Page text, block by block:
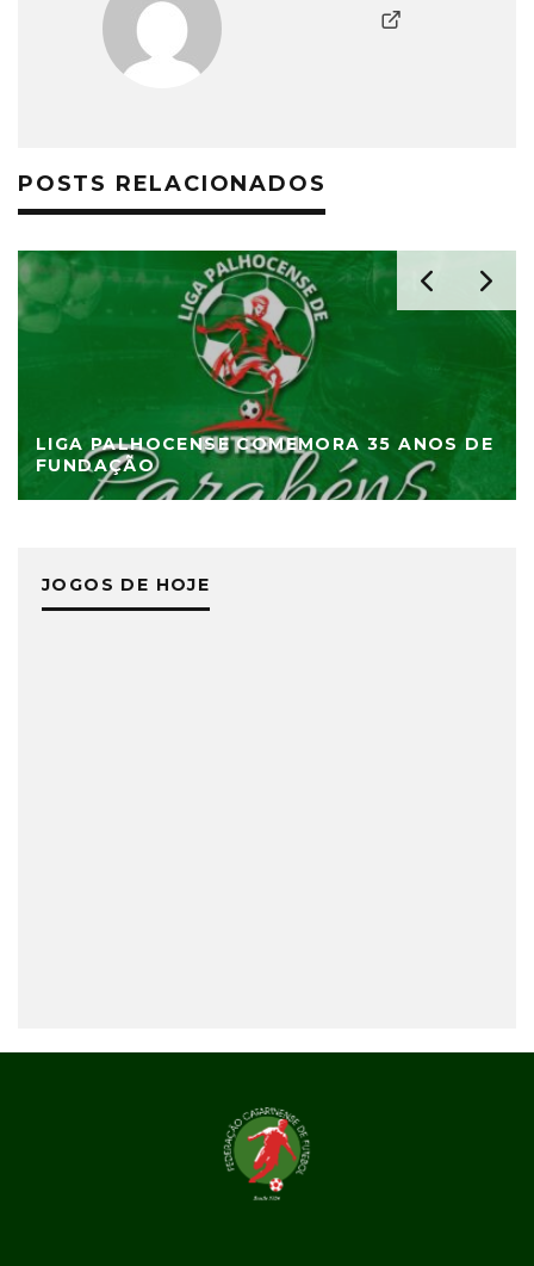
POSTS RELACIONADOS
LIGA PALHOCENSE COMEMORA 35 ANOS DE
FUNDAÇÃO
JOGOS DE HOJE